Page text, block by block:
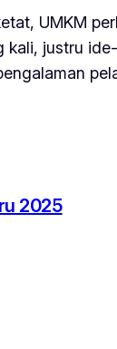
UMKM
kali, justru
2025